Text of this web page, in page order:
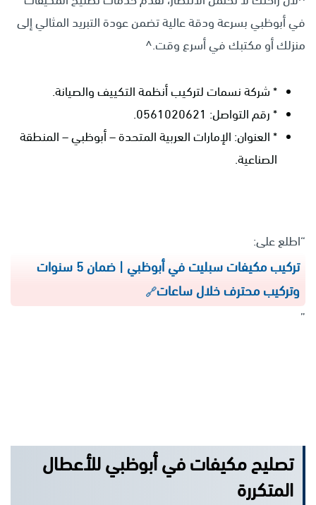
في أبوظبي بسرعة ودقة عالية تضمن عودة التبريد المثالي إلى
منزلك أو مكتبك في أسرع وقت.^
* شركة نسمات لتركيب أنظمة التكييف والصيانة.
* رقم التواصل: 0561020621.
* العنوان: الإمارات العربية المتحدة – أبوظبي – المنطقة
الصناعية.
“اطلع على:
تركيب مكيفات سبليت في أبوظبي | ضمان 5 سنوات
وتركيب محترف خلال ساعات
”
تصليح مكيفات في أبوظبي للأعطال
المتكررة